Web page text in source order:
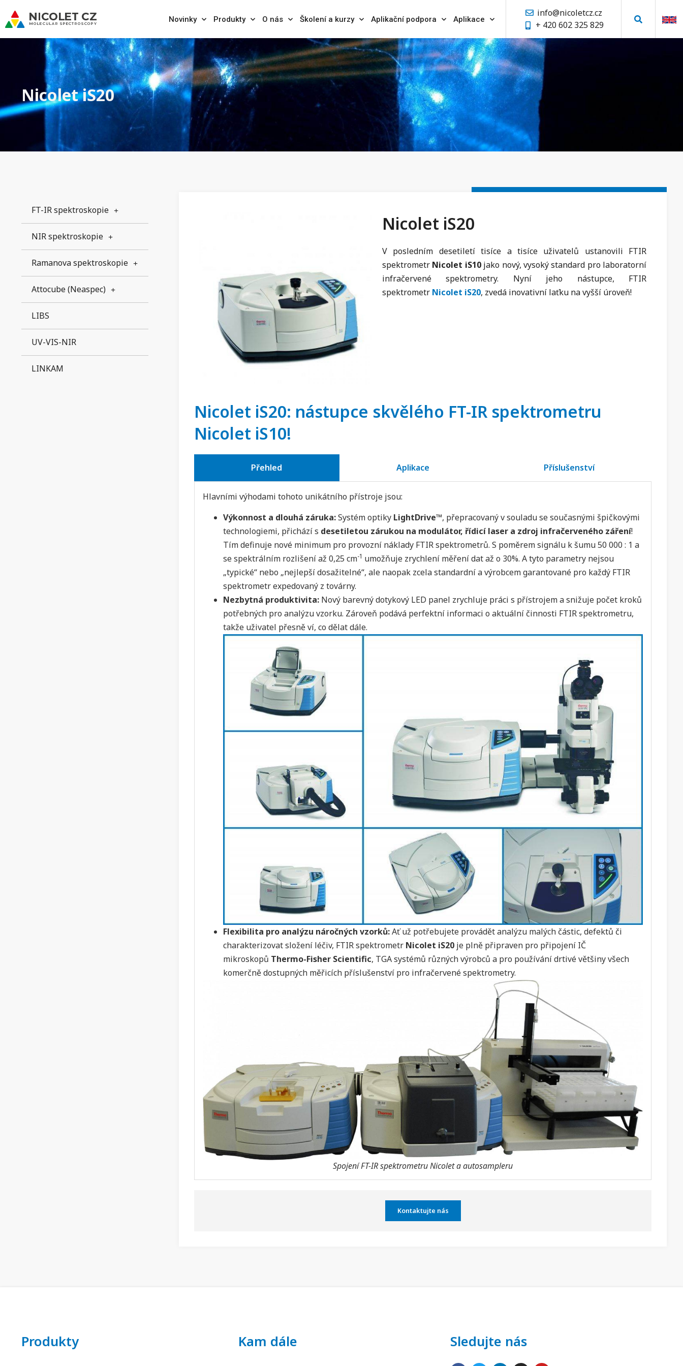
Novinky Produkty O nás Školení a kurzy Aplikační podpora Aplikace
info@nicoletcz.cz
+ 420 602 325 829
Nicolet iS20
FT-IR spektroskopie
NIR spektroskopie
Ramanova spektroskopie
Attocube (Neaspec)
LIBS
UV-VIS-NIR
LINKAM
Nicolet iS20
V posledním desetiletí tisíce a tisíce uživatelů ustanovili FTIR
spektrometr Nicolet iS10jako nový, vysoký standard pro laboratorní
infračervené spektrometry. Nyní jeho nástupce, FTIR
spektrometr Nicolet iS20, zvedá inovativní laťku na vyšší úroveň!
Nicolet iS20: nástupce skvělého FT-IR spektrometru
Nicolet iS10!
Přehled Aplikace Příslušenství
Hlavními výhodami tohoto unikátního přístroje jsou:
Výkonnost a dlouhá záruka:Systém optiky LightDrive™, přepracovaný v souladu se současnými špičkovými
technologiemi, přichází s desetiletou zárukou na modulátor, řídicí laser a zdroj infračerveného záření!
Tím definuje nové minimum pro provozní náklady FTIR spektrometrů. S poměrem signálu k šumu 50 000 : 1 a
se spektrálním rozlišení až 0,25 cm-1 umožňuje zrychlení měření dat až o 30%. A tyto parametry nejsou
„typické“ nebo „nejlepší dosažitelné“, ale naopak zcela standardní a výrobcem garantované pro každý FTIR
spektrometr expedovaný z továrny.
Nezbytná produktivita: Nový barevný dotykový LED panel zrychluje práci s přístrojem a snižuje počet kroků
potřebných pro analýzu vzorku. Zároveň podává perfektní informaci o aktuální činnosti FTIR spektrometru,
takže uživatel přesně ví, co dělat dále.
Flexibilita pro analýzu náročných vzorků:Ať už potřebujete provádět analýzu malých částic, defektů či
charakterizovat složení léčiv, FTIR spektrometr Nicolet iS20 je plně připraven pro připojení IČ
mikroskopů Thermo-Fisher Scientific, TGA systémů různých výrobců a pro používání drtivé většiny všech
komerčně dostupných měřicích příslušenství pro infračervené spektrometry.
Spojení FT-IR spektrometru Nicolet a autosampleru
Kontaktujte nás
Produkty Kam dále Sledujte nás